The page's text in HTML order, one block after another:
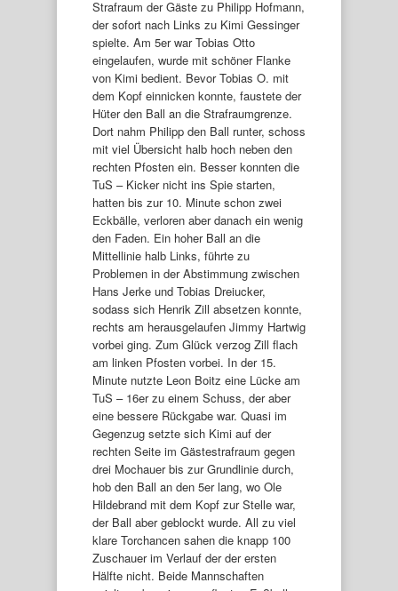
Strafraum der Gäste zu Philipp Hofmann,
der sofort nach Links zu Kimi Gessinger
spielte. Am 5er war Tobias Otto
eingelaufen, wurde mit schöner Flanke
von Kimi bedient. Bevor Tobias O. mit
dem Kopf einnicken konnte, faustete der
Hüter den Ball an die Strafraumgrenze.
Dort nahm Philipp den Ball runter, schoss
mit viel Übersicht halb hoch neben den
rechten Pfosten ein. Besser konnten die
TuS – Kicker nicht ins Spie starten,
hatten bis zur 10. Minute schon zwei
Eckbälle, verloren aber danach ein wenig
den Faden. Ein hoher Ball an die
Mittellinie halb Links, führte zu
Problemen in der Abstimmung zwischen
Hans Jerke und Tobias Dreiucker,
sodass sich Henrik Zill absetzen konnte,
rechts am herausgelaufen Jimmy Hartwig
vorbei ging. Zum Glück verzog Zill flach
am linken Pfosten vorbei. In der 15.
Minute nutzte Leon Boitz eine Lücke am
TuS – 16er zu einem Schuss, der aber
eine bessere Rückgabe war. Quasi im
Gegenzug setzte sich Kimi auf der
rechten Seite im Gästestrafraum gegen
drei Mochauer bis zur Grundlinie durch,
hob den Ball an den 5er lang, wo Ole
Hildebrand mit dem Kopf zur Stelle war,
der Ball aber geblockt wurde. All zu viel
klare Torchancen sahen die knapp 100
Zuschauer im Verlauf der der ersten
Hälfte nicht. Beide Mannschaften